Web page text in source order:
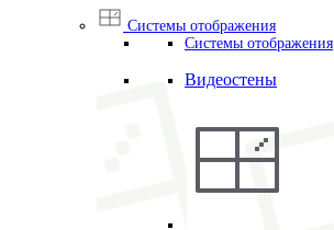
Системы отображения
Системы отображения
Видеостены